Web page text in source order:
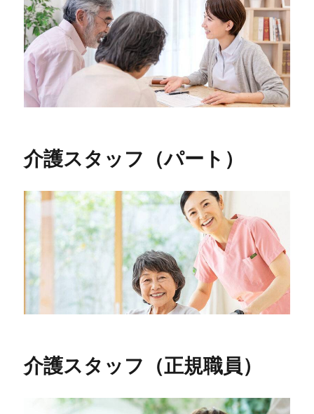
介護スタッフ（パート）
介護スタッフ（正規職員）